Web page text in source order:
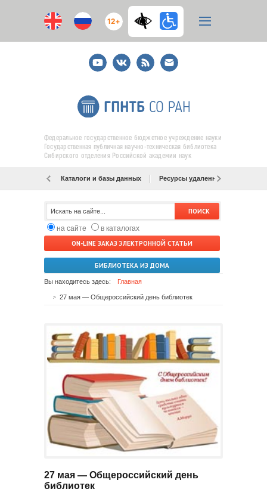
12+
YoutubeВКонтакте
RSS
E-
mail
подписка
Федеральное государственное бюджетное учреждение науки
Государственная публичная научно-техническая библиотека
Сибирского отделения Российской академии наук
Каталоги и базы данных Ресурсы удаленного доступа
на сайте
в каталогах
ON-LINE ЗАКАЗ ЭЛЕКТРОННОЙ СТАТЬИ
БИБЛИОТЕКА ИЗ ДОМА
Вы находитесь здесь: Главная
27 мая — Общероссийский день библиотек
27 мая — Общероссийский день
библиотек